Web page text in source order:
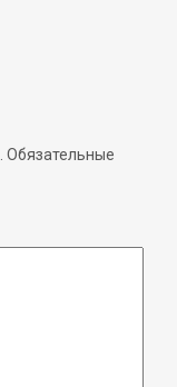
Обязательные